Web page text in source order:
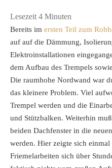
Lesezeit 4 Minuten
Bereits im ersten Teil zum
auf auf die Dämmung,
Elektroinstallationen
dem Aufbau des Trempels
Die raumhohe Nordwand war
das kleinere Problem. Viel
Trempel werden und die
und Stützbalken. Weiterhin
beiden Dachfenster in die
werden. Hier zeigte sich einmal
Friemelarbeiten sich über